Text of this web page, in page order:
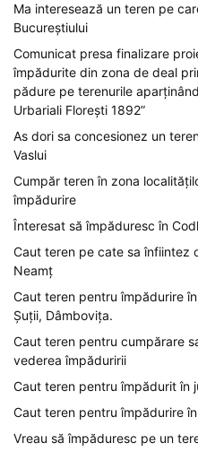
Ma interesează un teren pe
Bucureștiului
Comunicat presa finalizare
împădurite din zona de deal
pădure pe terenurile
Urbariali Florești 1892”
As dori sa concesionez un
Vaslui
Cumpăr teren în zona
împădurire
Înteresat să împăduresc în
Caut teren pe cate sa înfiintez
Neamț
Caut teren pentru împădurire
Șuții, Dâmbovița.
Caut teren pentru cumpărare
vederea împăduririi
Caut teren pentru împădurit în
Caut teren pentru împădurire
Vreau să împăduresc pe un